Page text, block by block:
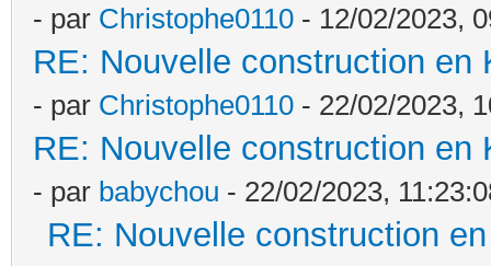
- par Christophe0110 - 12/02/2023,
RE: Nouvelle construction
- par Christophe0110 - 22/02/2023,
RE: Nouvelle construction
- par babychou - 22/02/2023,
RE: Nouvelle construction